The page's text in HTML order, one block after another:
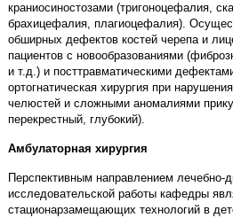
краниосиностозами (тригоноцефалия,
брахицефалия, плагиоцефалия).
обширных дефектов костей черепа и
пациентов с новообразованиями
и т.д.) и посттравматическими
ортогнатическая хирургия при
челюстей и сложными аномалиями
перекрестный, глубокий).
Амбулаторная хирургия
Перспективным направлением лечебно-
исследовательской работы кафедры
стационарзамещающих технологий в